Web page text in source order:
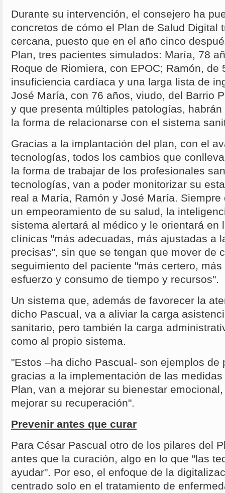
Durante su intervención, el consejero ha
concretos de cómo el Plan de Salud Digital
cercana, puesto que en el año cinco
Plan, tres pacientes simulados: María, 78
Roque de Riomiera, con EPOC; Ramón, de
insuficiencia cardíaca y una larga lista de
José María, con 76 años, viudo, del Barrio
y que presenta múltiples patologías,
la forma de relacionarse con el sistema
Gracias a la implantación del plan, con el
tecnologías, todos los cambios que
la forma de trabajar de los profesionales
tecnologías, van a poder monitorizar su
real a María, Ramón y José María.
un empeoramiento de su salud, la
sistema alertará al médico y le orientará en
clínicas "más adecuadas, más ajustadas a
precisas", sin que se tengan que mover de
seguimiento del paciente "más certero,
esfuerzo y consumo de tiempo y recursos".
Un sistema que, además de favorecer la
dicho Pascual, va a aliviar la carga
sanitario, pero también la carga
como al propio sistema.
"Estos –ha dicho Pascual- son ejemplos de
gracias a la implementación de las
Plan, van a mejorar su bienestar
mejorar su recuperación".
Prevenir antes que curar
Para César Pascual otro de los pilares del
antes que la curación, algo en lo que "las
ayudar". Por eso, el enfoque de la
centrado solo en el tratamiento de